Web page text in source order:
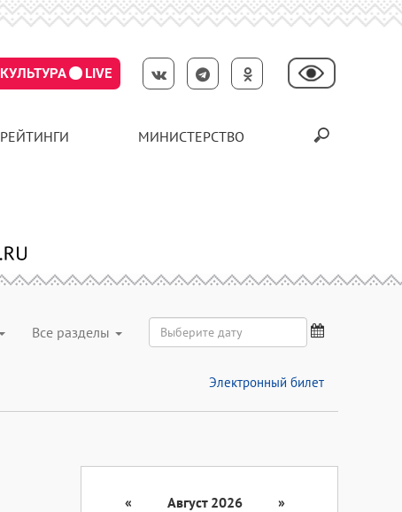
КУЛЬТУРА LIVE
РЕЙТИНГИ МИНИСТЕРСТВО
Все разделы
Электронный билет
« Август 2026
»